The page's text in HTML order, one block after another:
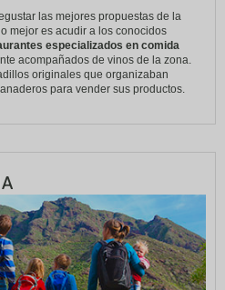
las mejores propuestas de la
mejor es acudir a los conocidos
especializados en comida
acompañados de vinos de la zona.
originales que organizaban
para vender sus productos.